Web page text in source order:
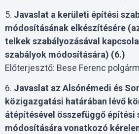
5. Javaslat a kerületi építési
módosításának elkészítésére
telkek szabályozásával
szabályok módosítására) (6.)
Előterjesztő: Bese Ferenc
6. Javaslat az Alsónémedi és
közigazgatási határában lévő
átépítésével összefüggő építési
módosítására vonatkozó